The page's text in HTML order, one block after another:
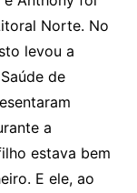
Norte. No
levou a
de
a
estava bem
E ele, ao